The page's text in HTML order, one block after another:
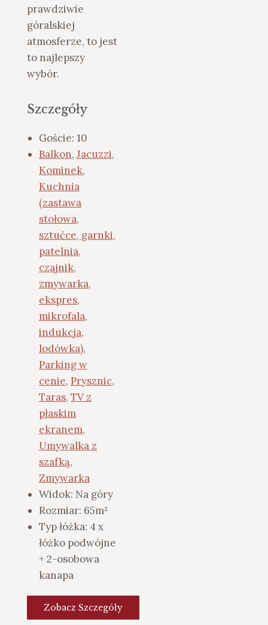
prawdziwie
góralskiej
atmosferze, to jest
to najlepszy
wybór.
Szczegóły
Goście: 10
Balkon, Jacuzzi,
Kominek,
Kuchnia
(zastawa
stołowa,
sztućce, garnki,
patelnia,
czajnik,
zmywarka,
ekspres,
mikrofala,
indukcja,
lodówka),
Parking w
cenie, Prysznic,
Taras, TV z
płaskim
ekranem,
Umywalka z
szafką,
Zmywarka
Widok: Na góry
Rozmiar: 65m²
Typ łóżka: 4 x
łóżko podwójne
+ 2-osobowa
kanapa
Zobacz Szczegóły